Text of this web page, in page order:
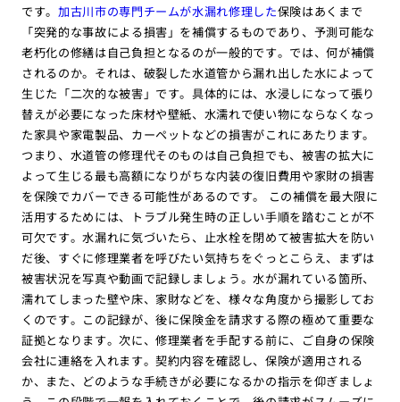
です。 加古川市の専門チームが水漏れ修理した保険はあくまで
「突発的な事故による損害」を補償するものであり、予測可能な
老朽化の修繕は自己負担となるのが一般的です。では、何が補償
されるのか。それは、破裂した水道管から漏れ出した水によって
生じた「二次的な被害」です。具体的には、水浸しになって張り
替えが必要になった床材や壁紙、水濡れで使い物にならなくなっ
た家具や家電製品、カーペットなどの損害がこれにあたります。
つまり、水道管の修理代そのものは自己負担でも、被害の拡大に
よって生じる最も高額になりがちな内装の復旧費用や家財の損害
を保険でカバーできる可能性があるのです。 この補償を最大限に
活用するためには、トラブル発生時の正しい手順を踏むことが不
可欠です。水漏れに気づいたら、止水栓を閉めて被害拡大を防い
だ後、すぐに修理業者を呼びたい気持ちをぐっとこらえ、まずは
被害状況を写真や動画で記録しましょう。水が漏れている箇所、
濡れてしまった壁や床、家財などを、様々な角度から撮影してお
くのです。この記録が、後に保険金を請求する際の極めて重要な
証拠となります。次に、修理業者を手配する前に、ご自身の保険
会社に連絡を入れます。契約内容を確認し、保険が適用される
か、また、どのような手続きが必要になるかの指示を仰ぎましょ